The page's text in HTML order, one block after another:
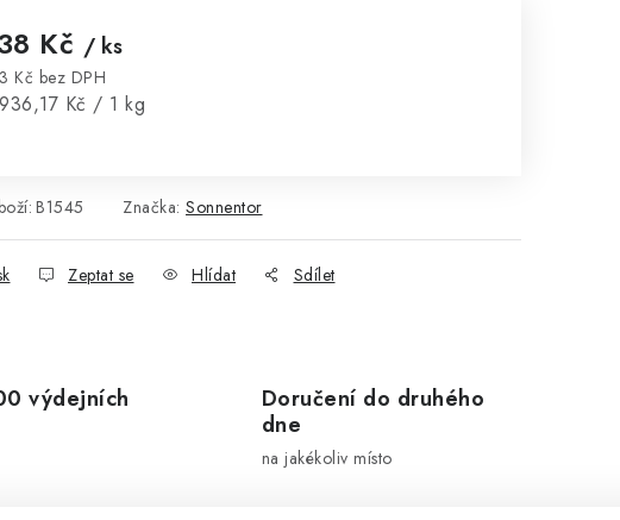
Kč / ks
Kč bez DPH
cena:Kč / 1 kg
B1545 Značka: Sonnentor
Zeptat se Hlídat Sdílet
výdejních
Doručení do druhého
dne
na jakékoliv místo